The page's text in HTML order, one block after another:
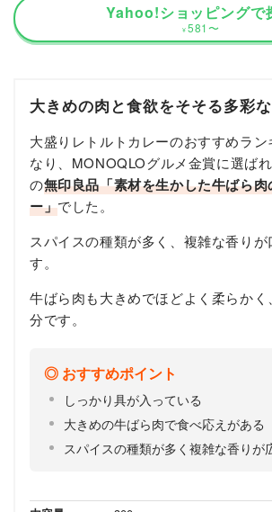
Yahoo!ショッピングで
¥ 581〜
大きめの肉と食欲をそそる多彩
大盛りレトルトカレーのおすすめラン
なり、MONOQLOグルメ金賞に選ば
の無印良品「素材を生かした牛ばら
ー」でした。
スパイスの種類が多く、複雑な香りが
す。
牛ばら肉も大きめでほどよく柔らか
分です。
おすすめポイント
しっかり具が入っている
大きめの牛ばら肉で食べ応えがある
スパイスの種類が多く複雑な香りが